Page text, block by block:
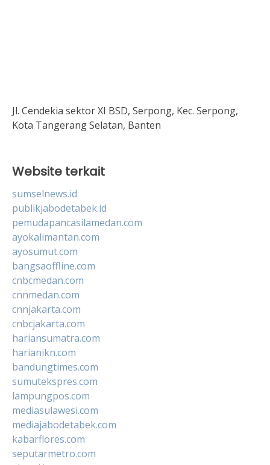
Jl. Cendekia sektor XI BSD, Serpong, Kec. Serpong,
Kota Tangerang Selatan, Banten
Website terkait
sumselnews.id
publikjabodetabek.id
pemudapancasilamedan.com
ayokalimantan.com
ayosumut.com
bangsaoffline.com
cnbcmedan.com
cnnmedan.com
cnnjakarta.com
cnbcjakarta.com
hariansumatra.com
harianikn.com
bandungtimes.com
sumutekspres.com
lampungpos.com
mediasulawesi.com
mediajabodetabek.com
kabarflores.com
seputarmetro.com